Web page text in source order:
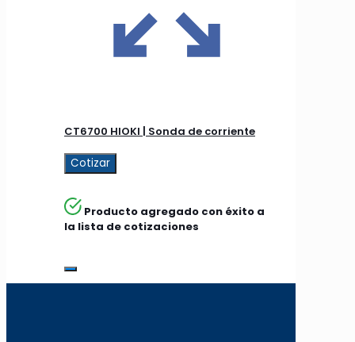
CT6700 HIOKI | Sonda de corriente
Cotizar
Producto agregado con éxito a
la lista de cotizaciones